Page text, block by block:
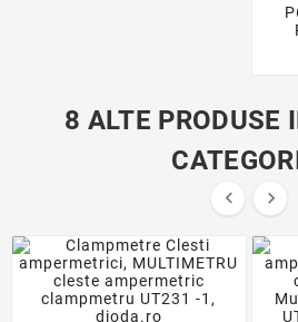
8 ALTE PRODUSE
 